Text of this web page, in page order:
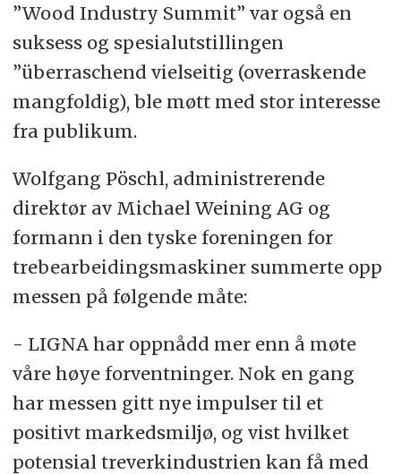
”Wood Industry Summit” var også en
suksess og spesialutstillingen
”überraschend vielseitig (overraskende
mangfoldig), ble møtt med stor interesse
fra publikum.
Wolfgang Pöschl, administrerende
direktør av Michael Weining AG og
formann i den tyske foreningen for
trebearbeidingsmaskiner summerte opp
messen på følgende måte:
- LIGNA har oppnådd mer enn å møte
våre høye forventninger. Nok en gang
har messen gitt nye impulser til et
positivt markedsmiljø, og vist hvilket
potensial treverkindustrien kan få med